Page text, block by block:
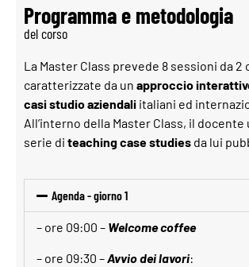
Programma e metodologia
del corso
La Master Class prevede 8 sessioni da 2
caratterizzate da un approccio
casi studio aziendali italiani ed
All’interno della Master Class, il
serie di teaching case studies da lui
Agenda - giorno 1
– ore 09:00 – Welcome coffee
– ore 09:30 – Avvio dei lavori: